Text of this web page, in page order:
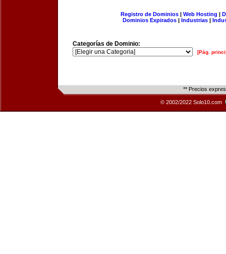
Registro de Dominios| Web Hosting |
Dominios Expirados | Industrias |
Categorías de Dominio:
[Pág.
** Precios
© 2002/2022 Solo10.com